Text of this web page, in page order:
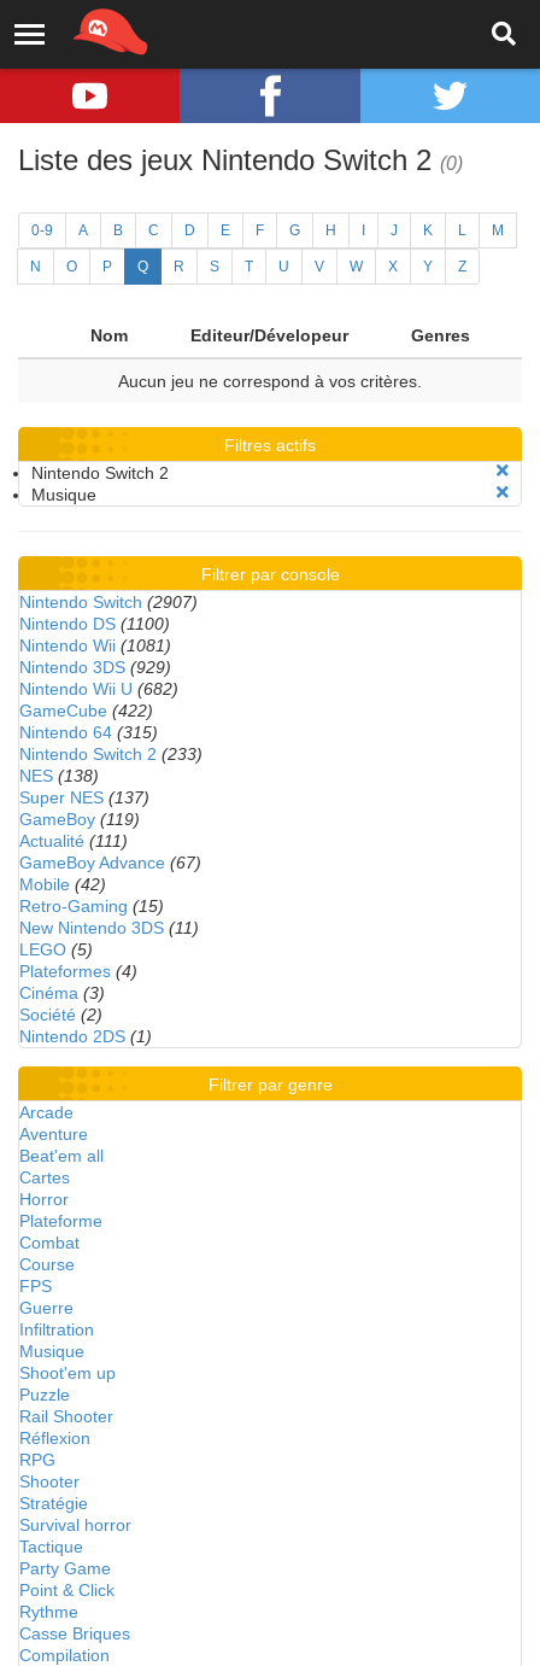
Liste des jeux Nintendo Switch 2 (0)
0-9 A B C D E F G H J K L M
N O P Q R S T U V W X Y Z
Nom Editeur/Dévelopeur Genres
Aucun jeu ne correspond à vos critères.
Filtres actifs
Nintendo Switch 2
Musique
Filtrer par console
Nintendo Switch (2907)
Nintendo DS (1100)
Nintendo Wii (1081)
Nintendo 3DS (929)
Nintendo Wii U (682)
GameCube (422)
Nintendo 64 (315)
Nintendo Switch 2 (233)
NES (138)
Super NES (137)
GameBoy (119)
Actualité (111)
GameBoy Advance (67)
Mobile (42)
Retro-Gaming (15)
New Nintendo 3DS (11)
LEGO (5)
Plateformes (4)
Cinéma (3)
Société (2)
Nintendo 2DS (1)
Filtrer par genre
Arcade
Aventure
Beat'em all
Cartes
Horror
Plateforme
Combat
Course
FPS
Guerre
Infiltration
Musique
Shoot'em up
Puzzle
Rail Shooter
Réflexion
RPG
Shooter
Stratégie
Survival horror
Tactique
Party Game
Point & Click
Rythme
Casse Briques
Compilation